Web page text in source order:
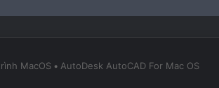
MacOS • AutoDesk AutoCAD For Mac OS